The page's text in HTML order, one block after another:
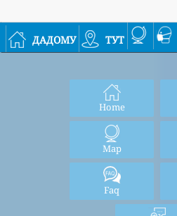
дадому тут
Home
Map
Faq